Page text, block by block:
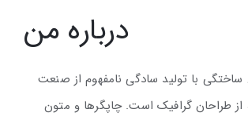
Contact
درباره من
ساختگی با تولید سادگی نامفهوم از صنعت
از طراحان گرافیک است. چاپگرها و متون